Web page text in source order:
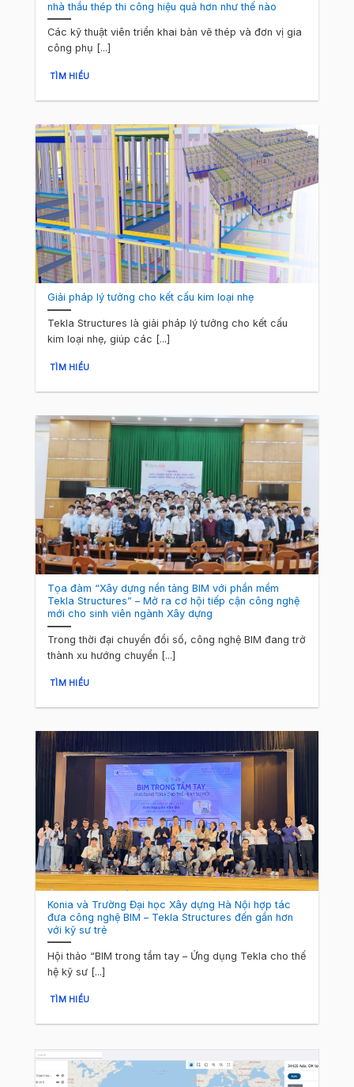
nhà thầu thép thi công hiệu quả hơn như thế nào
Các kỹ thuật viên triển khai bản vẽ thép và đơn vị gia
công phụ [...]
TÌM HIỂU
Giải pháp lý tưởng cho kết cấu kim loại nhẹ
Tekla Structures là giải pháp lý tưởng cho kết cấu
kim loại nhẹ, giúp các [...]
TÌM HIỂU
Tọa đàm “Xây dựng nền tảng BIM với phần mềm
Tekla Structures” – Mở ra cơ hội tiếp cận công nghệ
mới cho sinh viên ngành Xây dựng
Trong thời đại chuyển đổi số, công nghệ BIM đang trở
thành xu hướng chuyển [...]
TÌM HIỂU
Konia và Trường Đại học Xây dựng Hà Nội hợp tác
đưa công nghệ BIM – Tekla Structures đến gần hơn
với kỹ sư trẻ
Hội thảo “BIM trong tầm tay – Ứng dụng Tekla cho thế
hệ kỹ sư [...]
TÌM HIỂU